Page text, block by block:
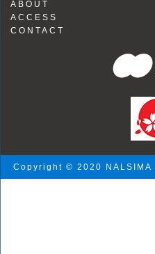
ABOUT
ACCESS
CONTACT
Copyright © 2020